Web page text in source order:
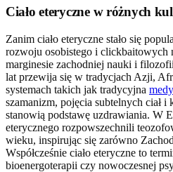
Ciało eteryczne w różnych
Zanim ciało eteryczne stało się
rozwoju osobistego i clickbaitowych
marginesie zachodniej nauki i
lat przewija się w tradycjach Azji,
systemach takich jak tradycyjna
szamanizm, pojęcia subtelnych ciał i
stanowią podstawę uzdrawiania. W
eterycznego rozpowszechnili
wieku, inspirując się zarówno
Współcześnie ciało eteryczne to
bioenergoterapii czy nowoczesnej